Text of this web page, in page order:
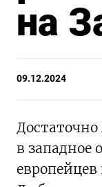
на
09.12.2024
в западное